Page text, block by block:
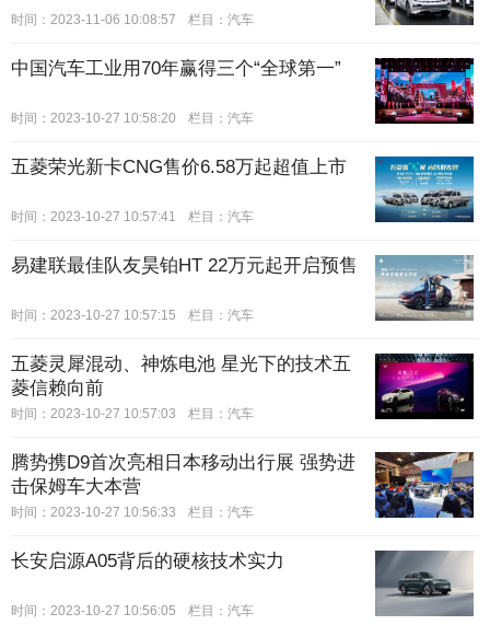
时间：2023-11-06 10:08:57 栏目： 汽车
中国汽车工业用70年赢得三个“全球第一”
时间：2023-10-27 10:58:20 栏目： 汽车
五菱荣光新卡CNG售价6.58万起超值上市
时间：2023-10-27 10:57:41 栏目： 汽车
易建联最佳队友昊铂HT 22万元起开启预售
时间：2023-10-27 10:57:15 栏目： 汽车
五菱灵犀混动、神炼电池 星光下的技术五
菱信赖向前
时间：2023-10-27 10:57:03 栏目： 汽车
腾势携D9首次亮相日本移动出行展 强势进
击保姆车大本营
时间：2023-10-27 10:56:33 栏目： 汽车
长安启源A05背后的硬核技术实力
时间：2023-10-27 10:56:05 栏目： 汽车